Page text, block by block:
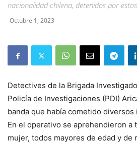
nacionalidad chilena, detenidos por
Octubre 1, 2023
Detectives de la Brigada
Policía de Investigaciones (PDI)
banda que había cometido
En el operativo se aprehendieron a
mujer, todos mayores de edad y de